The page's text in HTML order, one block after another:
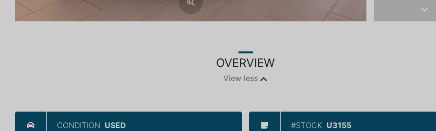
OVERVIEW
View less
CONDITION USED #STOCK U3155